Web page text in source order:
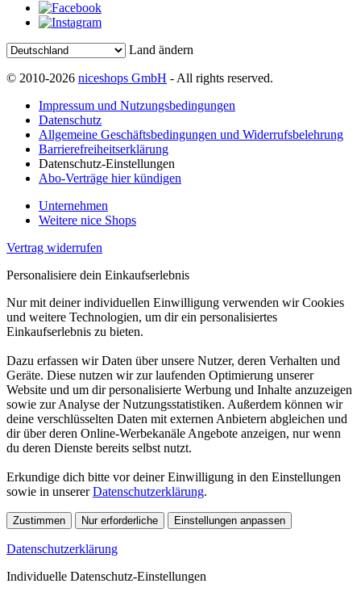
Land ändern
© 2010-2026 niceshops GmbH - All rights reserved.
Impressum und Nutzungsbedingungen
Datenschutz
Allgemeine Geschäftsbedingungen und Widerrufsbelehrung
Barrierefreiheitserklärung
Datenschutz-Einstellungen
Abo-Verträge hier kündigen
Unternehmen
Weitere nice Shops
Vertrag widerrufen
Personalisiere dein Einkaufserlebnis
Nur mit deiner individuellen Einwilligung verwenden wir Cookies
und weitere Technologien, um dir ein personalisiertes
Einkaufserlebnis zu bieten.
Dazu erfassen wir Daten über unsere Nutzer, deren Verhalten und
Geräte. Diese nutzen wir zur laufenden Optimierung unserer
Website und um dir personalisierte Werbung und Inhalte anzuzeigen
sowie zur Analyse der Nutzungsstatistiken. Außerdem können wir
deine verschlüsselten Daten mit externen Anbietern abgleichen und
dir über deren Online-Werbekanäle Angebote anzeigen, nur wenn
du deren Dienste bereits selbst nutzt.
Erkundige dich bitte vor deiner Einwilligung in den Einstellungen
sowie in unsererDatenschutzerklärung.
Zustimmen Nur erforderliche Einstellungen anpassen
Datenschutzerklärung
Individuelle Datenschutz-Einstellungen